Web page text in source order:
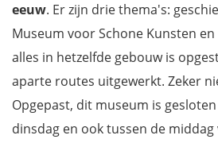
eeuw. Er zijn drie thema's:
Museum voor Schone Kunsten
alles in hetzelfde gebouw is
aparte routes uitgewerkt. Zeker
Opgepast, dit museum is
dinsdag en ook tussen de